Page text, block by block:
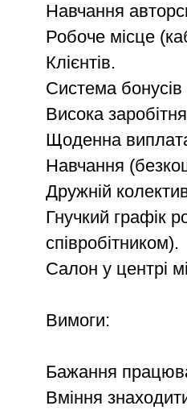
Навчання
Робоче місце
Клiєнтiв.
Система бонусів
Висока
Щоденна
Навчання
Дружній
Гнучкий графік
співробітником).
Caлон у центрі
Вимоги:
Бажання
Вміння